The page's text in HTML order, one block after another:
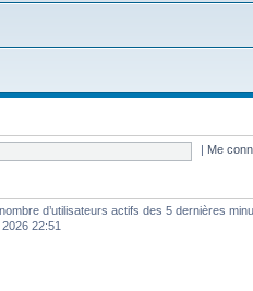
Me
d’utilisateurs actifs des 5 dernières
22:51